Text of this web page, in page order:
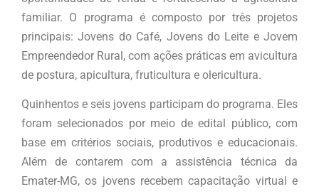
familiar. O programa é composto por três projetos
principais: Jovens do Café, Jovens do Leite e Jovem
Empreendedor Rural, com ações práticas em avicultura
de postura, apicultura, fruticultura e olericultura.
Quinhentos e seis jovens participam do programa. Eles
foram selecionados por meio de edital público, com
base em critérios sociais, produtivos e educacionais.
Além de contarem com a assistência técnica da
Emater-MG, os jovens recebem capacitação virtual e